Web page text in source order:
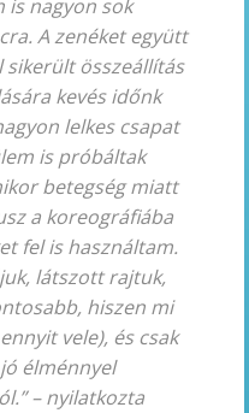
is nagyon sok
A zenéket együtt
sikerült összeállítás
kevés időnk
lelkes csapat
is próbáltak
betegség miatt
a koreográfiába
fel is használtam.
látszott rajtuk,
hiszen mi
vele), és csak
élménnyel
– nyilatkozta